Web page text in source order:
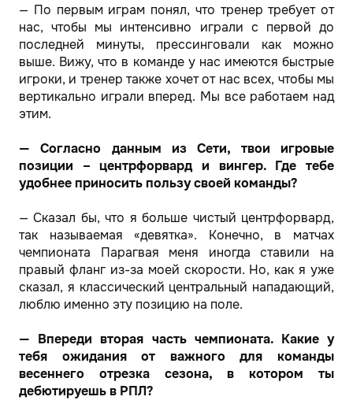
— По первым играм понял, что тренер требует от
нас, чтобы мы интенсивно играли с первой до
последней минуты, прессинговали как можно
выше. Вижу, что в команде у нас имеются быстрые
игроки, и тренер также хочет от нас всех, чтобы мы
вертикально играли вперед. Мы все работаем над
этим.
— Согласно данным из Сети, твои игровые
позиции – центрфорвард и вингер. Где тебе
удобнее приносить пользу своей команды?
— Сказал бы, что я больше чистый центрфорвард,
так называемая «девятка». Конечно, в матчах
чемпионата Парагвая меня иногда ставили на
правый фланг из-за моей скорости. Но, как я уже
сказал, я классический центральный нападающий,
люблю именно эту позицию на поле.
— Впереди вторая часть чемпионата. Какие у
тебя ожидания от важного для команды
весеннего отрезка сезона, в котором ты
дебютируешь в РПЛ?